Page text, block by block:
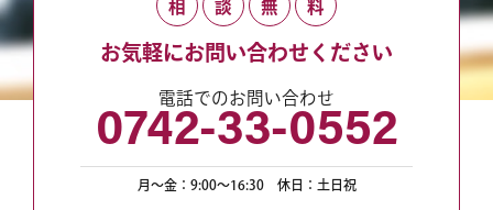
相 談 無 料
お気軽にお問い合わせください
電話でのお問い合わせ
0742-33-0552
月〜金：9:00〜16:30休日：土日祝